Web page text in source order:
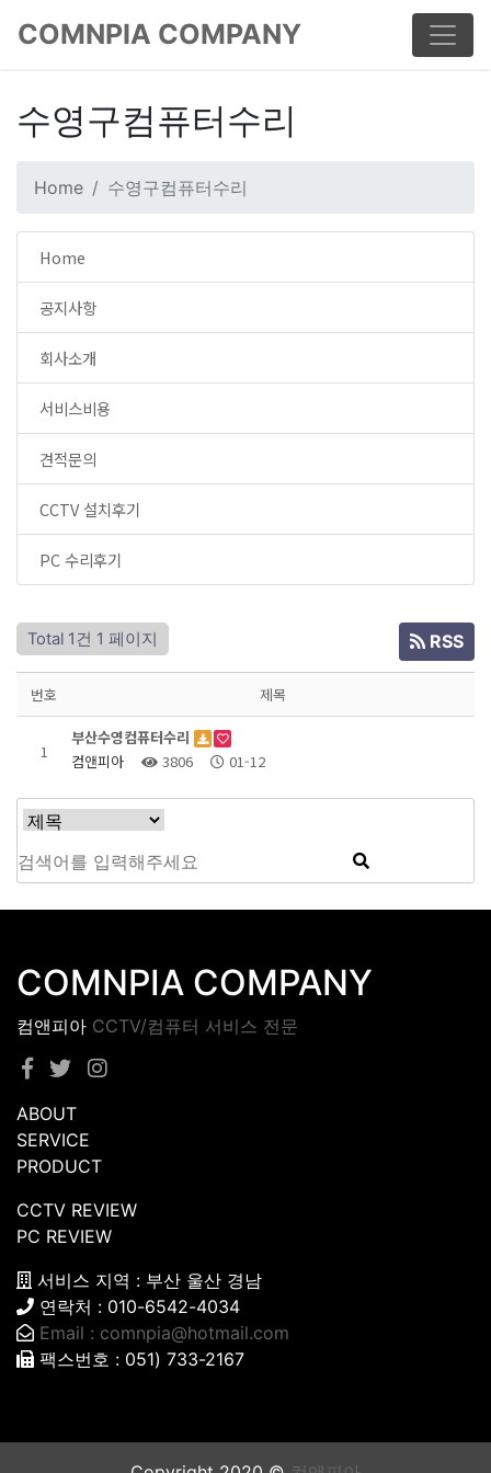
COMNPIA COMPANY
수영구컴퓨터수리
Home 수영구컴퓨터수리
Home
공지사항
회사소개
서비스비용
견적문의
CCTV 설치후기
PC 수리후기
Total 1건 1 페이지 RSS
번호 제목
1
부산수영컴퓨터수리
컴앤피아
3806 01-12
COMNPIA COMPANY
컴앤피아 CCTV/컴퓨터 서비스 전문
ABOUT
SERVICE
PRODUCT
CCTV REVIEW
PC REVIEW
서비스 지역 : 부산 울산 경남
연락처 : 010-6542-4034
Email : comnpia@hotmail.com
팩스번호 : 051) 733-2167